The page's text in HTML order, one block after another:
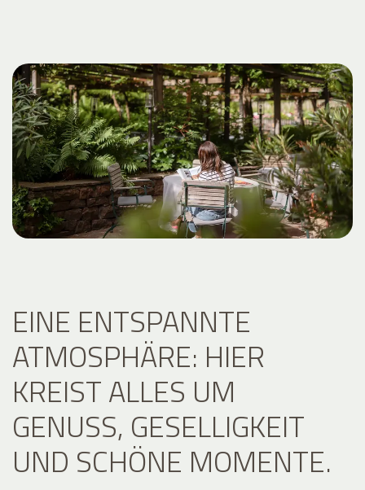
EINE ENTSPANNTE
ATMOSPHÄRE: HIER
KREIST ALLES UM
GENUSS, GESELLIGKEIT
UND SCHÖNE MOMENTE.